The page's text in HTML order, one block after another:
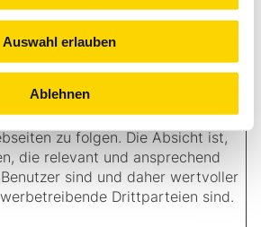
Auswahl erlauben
Ablehnen
nachzuverfolgen.
werden verwendet, um
zu folgen. Die Absicht ist,
die relevant und ansprechend
sind und daher wertvoller
Drittparteien sind.